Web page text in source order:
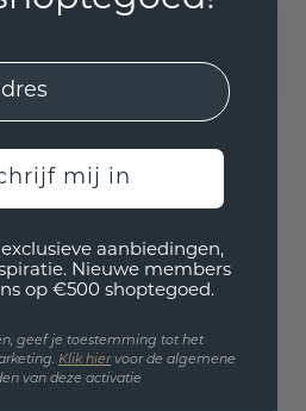
Verlovingsring Toi et
Moi PER-PER 950
mm
mij in
aanbiedingen,
Nieuwe members
op €500 shoptegoed.
geef je toestemming tot het
Klik hiervoor de algemene
van deze activatie